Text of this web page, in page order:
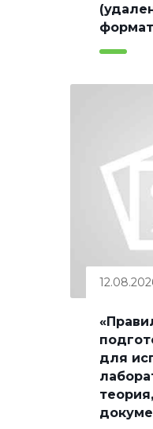
для